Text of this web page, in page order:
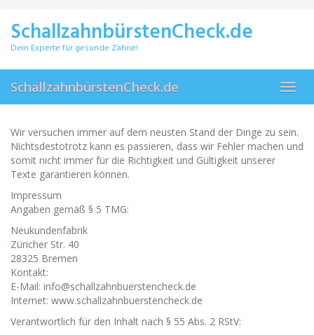
main
content
SchallzahnbürstenCheck.de
Dein Experte für gesunde Zähne!
SchallzahnbürstenCheck.de
Wir versuchen immer auf dem neusten Stand der Dinge zu sein.
Nichtsdestotrotz kann es passieren, dass wir Fehler machen und
somit nicht immer für die Richtigkeit und Gültigkeit unserer
Texte garantieren können.
Impressum
Angaben gemäß § 5 TMG:
Neukundenfabrik
Züricher Str. 40
28325 Bremen
Kontakt:
E-Mail: info@schallzahnbuerstencheck.de
Internet: www.schallzahnbuerstencheck.de
Verantwortlich für den Inhalt nach § 55 Abs. 2 RStV: